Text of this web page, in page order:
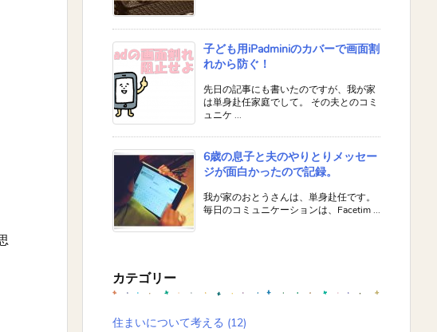
子ども用iPadminiのカバーで画面割
れから防ぐ！
先日の記事にも書いたのですが、我が家
は単身赴任家庭でして。 その夫とのコミ
ュニケ ...
6歳の息子と夫のやりとりメッセー
ジが面白かったので記録。
我が家のおとうさんは、単身赴任です。
毎日のコミュニケーションは、Facetim ...
カテゴリー
住まいについて考える (12)